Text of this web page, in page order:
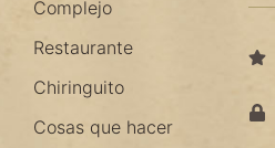
Complejo
Restaurante
Chiringuito
Cosas que hacer